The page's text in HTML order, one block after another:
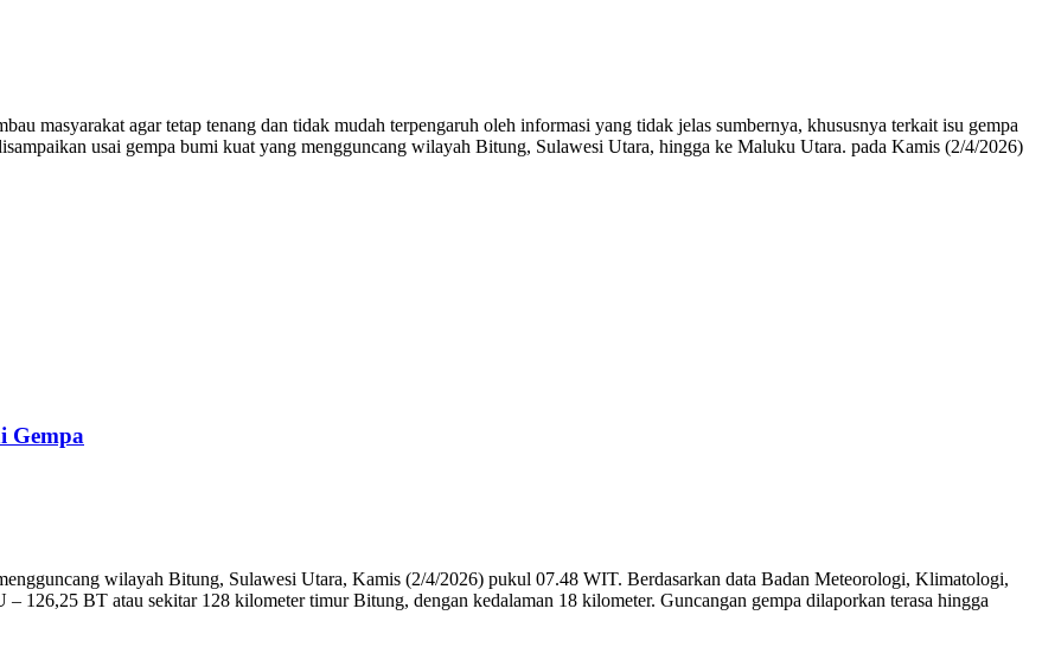
masyarakat agar tetap tenang dan tidak mudah terpengaruh oleh informasi yang tidak jelas sumbernya, khususnya terkait isu gempa
usai gempa bumi kuat yang mengguncang wilayah Bitung, Sulawesi Utara, hingga ke Maluku Utara. pada Kamis (2/4/2026)
Gempa
wilayah Bitung, Sulawesi Utara, Kamis (2/4/2026) pukul 07.48 WIT. Berdasarkan data Badan Meteorologi, Klimatologi,
126,25 BT atau sekitar 128 kilometer timur Bitung, dengan kedalaman 18 kilometer. Guncangan gempa dilaporkan terasa hingga